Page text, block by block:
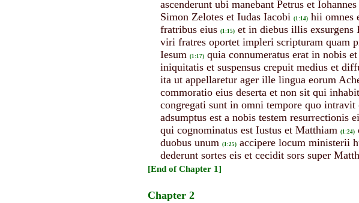
ascenderunt ubi manebant Petrus et
Simon Zelotes et Iudas Iacobi (1:14) hii omnes
fratribus eius (1:15) et in diebus illis
viri fratres oportet impleri scripturam quam
Iesum (1:17) quia connumeratus erat in nobis
iniquitatis et suspensus crepuit medius et
ita ut appellaretur ager ille lingua eorum
commoratio eius deserta et non sit qui
congregati sunt in omni tempore quo
adsumptus est a nobis testem resurrectionis
qui cognominatus est Iustus et Matthiam (1:24)
duobus unum (1:25) accipere locum ministerii
dederunt sortes eis et cecidit sors super
[End of Chapter 1]
Chapter 2